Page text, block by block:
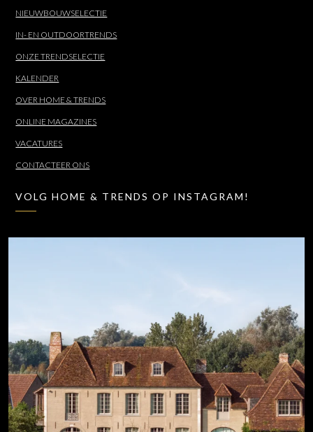
NIEUWBOUWSELECTIE
IN- EN OUTDOORTRENDS
ONZE TRENDSELECTIE
KALENDER
OVER HOME & TRENDS
ONLINE MAGAZINES
VACATURES
CONTACTEER ONS
VOLG HOME & TRENDS OP INSTAGRAM!